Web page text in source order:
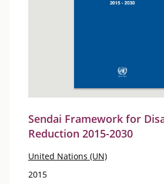
Sendai Framework for
Reduction 2015-2030
United Nations (UN)
2015